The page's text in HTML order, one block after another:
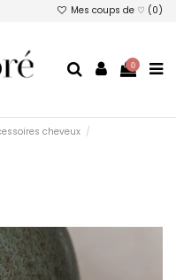
Mes coups de ♡ (0)
0
cheveux